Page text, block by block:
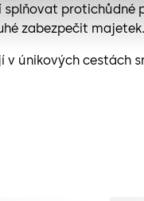
protichůdné
zabezpečit majetek.
v únikových cestách
systém pro
protichůdné